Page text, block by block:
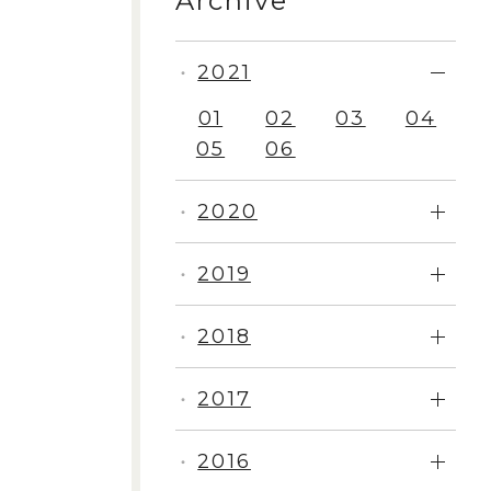
・ 2016
・ 2017
・ 2018
・ 2019
・ 2020
・
2021
01
02 03
04
05
06